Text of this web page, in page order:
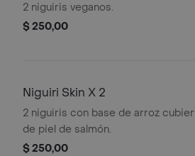
2 niguiris veganos.
$ 250,00
Niguiri Skin X 2
2 niguiris con base de arroz
de piel de salmón.
$ 250,00